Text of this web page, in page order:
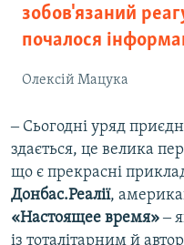
зобов'язаний
почалося
Олексій Мацука
‒ Сьогодні уряд
здається, це велика
що є прекрасні
Донбас.Реалії,
«Настоящее время»‒
із тоталітарним й